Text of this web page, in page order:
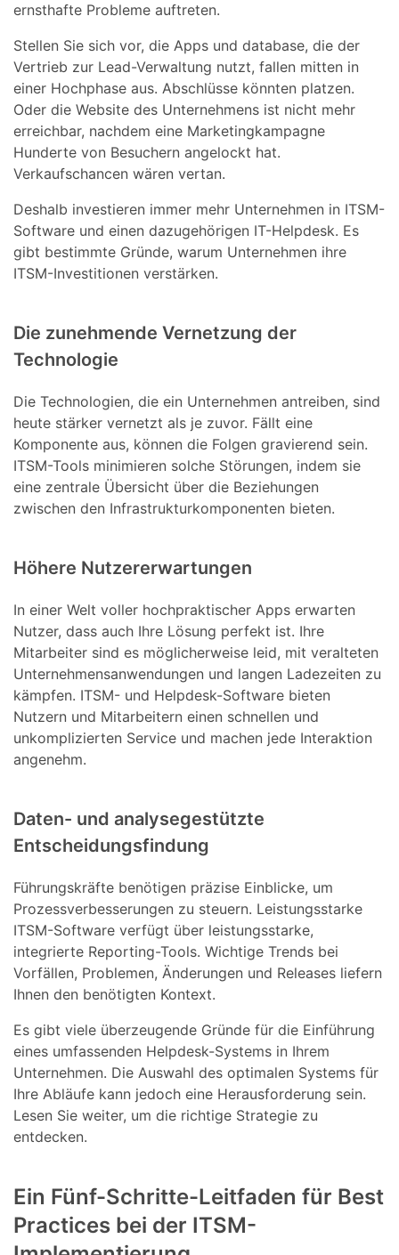
ernsthafte Probleme auftreten.
Stellen Sie sich vor, die Apps und database, die der
Vertrieb zur Lead-Verwaltung nutzt, fallen mitten in
einer Hochphase aus. Abschlüsse könnten platzen.
Oder die Website des Unternehmens ist nicht mehr
erreichbar, nachdem eine Marketingkampagne
Hunderte von Besuchern angelockt hat.
Verkaufschancen wären vertan.
Deshalb investieren immer mehr Unternehmen in ITSM-
Software und einen dazugehörigen IT-Helpdesk. Es
gibt bestimmte Gründe, warum Unternehmen ihre
ITSM-Investitionen verstärken.
Die zunehmende Vernetzung der
Technologie
Die Technologien, die ein Unternehmen antreiben, sind
heute stärker vernetzt als je zuvor. Fällt eine
Komponente aus, können die Folgen gravierend sein.
ITSM-Tools minimieren solche Störungen, indem sie
eine zentrale Übersicht über die Beziehungen
zwischen den Infrastrukturkomponenten bieten.
Höhere Nutzererwartungen
In einer Welt voller hochpraktischer Apps erwarten
Nutzer, dass auch Ihre Lösung perfekt ist. Ihre
Mitarbeiter sind es möglicherweise leid, mit veralteten
Unternehmensanwendungen und langen Ladezeiten zu
kämpfen. ITSM- und Helpdesk-Software bieten
Nutzern und Mitarbeitern einen schnellen und
unkomplizierten Service und machen jede Interaktion
angenehm.
Daten- und analysegestützte
Entscheidungsfindung
Führungskräfte benötigen präzise Einblicke, um
Prozessverbesserungen zu steuern. Leistungsstarke
ITSM-Software verfügt über leistungsstarke,
integrierte Reporting-Tools. Wichtige Trends bei
Vorfällen, Problemen, Änderungen und Releases liefern
Ihnen den benötigten Kontext.
Es gibt viele überzeugende Gründe für die Einführung
eines umfassenden Helpdesk-Systems in Ihrem
Unternehmen. Die Auswahl des optimalen Systems für
Ihre Abläufe kann jedoch eine Herausforderung sein.
Lesen Sie weiter, um die richtige Strategie zu
entdecken.
Ein Fünf-Schritte-Leitfaden für Best
Practices bei der ITSM-